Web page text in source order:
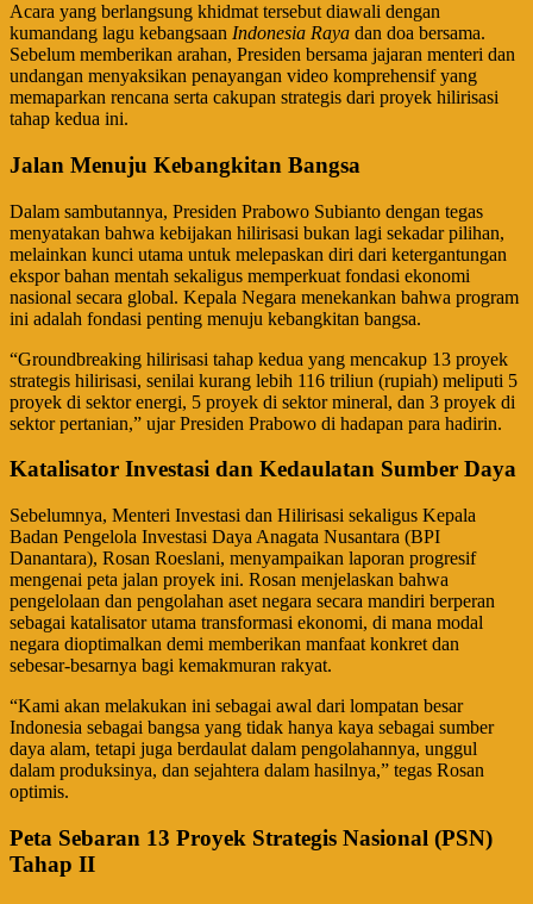
​Acara yang berlangsung khidmat tersebut diawali dengan
kumandang lagu kebangsaan Indonesia Raya dan doa bersama.
Sebelum memberikan arahan, Presiden bersama jajaran menteri dan
undangan menyaksikan penayangan video komprehensif yang
memaparkan rencana serta cakupan strategis dari proyek hilirisasi
tahap kedua ini.
Jalan Menuju Kebangkitan Bangsa
​Dalam sambutannya, Presiden Prabowo Subianto dengan tegas
menyatakan bahwa kebijakan hilirisasi bukan lagi sekadar pilihan,
melainkan kunci utama untuk melepaskan diri dari ketergantungan
ekspor bahan mentah sekaligus memperkuat fondasi ekonomi
nasional secara global. Kepala Negara menekankan bahwa program
ini adalah fondasi penting menuju kebangkitan bangsa.
​“Groundbreaking hilirisasi tahap kedua yang mencakup 13 proyek
strategis hilirisasi, senilai kurang lebih 116 triliun (rupiah) meliputi 5
proyek di sektor energi, 5 proyek di sektor mineral, dan 3 proyek di
sektor pertanian,” ujar Presiden Prabowo di hadapan para hadirin.
Katalisator Investasi dan Kedaulatan Sumber Daya
​Sebelumnya, Menteri Investasi dan Hilirisasi sekaligus Kepala
Badan Pengelola Investasi Daya Anagata Nusantara (BPI
Danantara), Rosan Roeslani, menyampaikan laporan progresif
mengenai peta jalan proyek ini. Rosan menjelaskan bahwa
pengelolaan dan pengolahan aset negara secara mandiri berperan
sebagai katalisator utama transformasi ekonomi, di mana modal
negara dioptimalkan demi memberikan manfaat konkret dan
sebesar-besarnya bagi kemakmuran rakyat.
​“Kami akan melakukan ini sebagai awal dari lompatan besar
Indonesia sebagai bangsa yang tidak hanya kaya sebagai sumber
daya alam, tetapi juga berdaulat dalam pengolahannya, unggul
dalam produksinya, dan sejahtera dalam hasilnya,” tegas Rosan
optimis.
Peta Sebaran 13 Proyek Strategis Nasional (PSN)
Tahap II